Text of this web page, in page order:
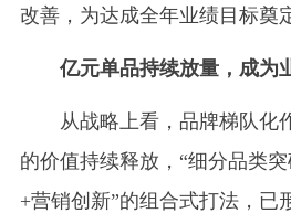
改善，为达成全年业绩目标奠
亿元单品持续放量，成为
从战略上看，品牌梯队化
的价值持续释放，“细分品类
+营销创新”的组合式打法，已